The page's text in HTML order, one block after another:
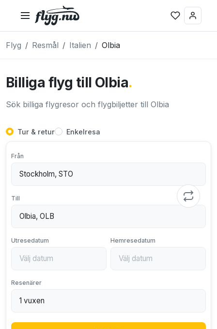
Flyg Resmål Italien Olbia
Billiga flyg till Olbia.
Sök billiga flygresor och flygbiljetter till Olbia
Tur & retur Enkelresa
Från
Till
Utresedatum Hemresedatum
Resenärer